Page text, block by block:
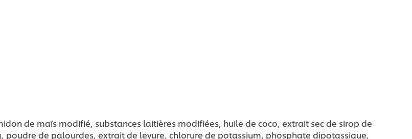
de maïs modifié, substances laitières modifiées, huile de coco, extrait sec de sirop de
poudre de palourdes, extrait de levure, chlorure de potassium, phosphate dipotassique,